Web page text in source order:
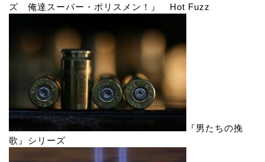
ズ 俺達スーパー・ポリスメン！』 Hot Fuzz
『男たちの挽
歌』シリーズ